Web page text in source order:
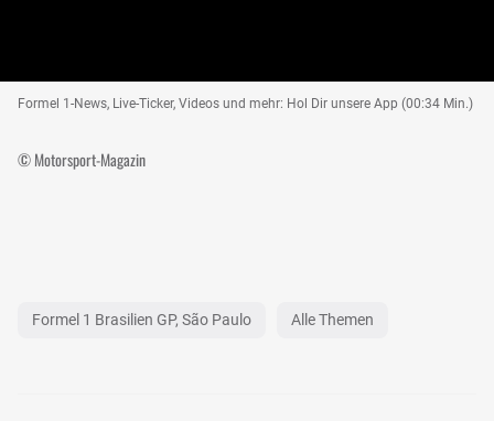
Formel 1-News, Live-Ticker, Videos und mehr: Hol Dir unsere App (00:34 Min.)
© Motorsport-Magazin
Formel 1 Brasilien GP, São Paulo Alle Themen